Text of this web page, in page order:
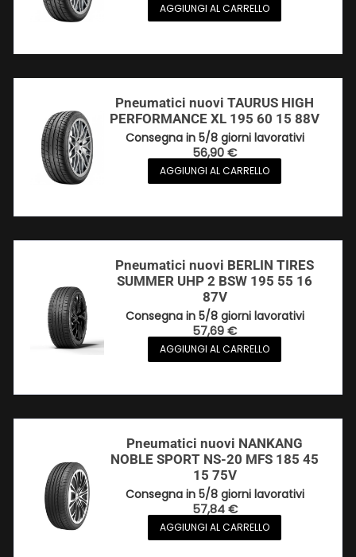
AGGIUNGI AL CARRELLO
Pneumatici nuovi TAURUS HIGH
PERFORMANCE XL 195 60 15 88V
Consegna in 5/8 giorni lavorativi
56,90€
AGGIUNGI AL CARRELLO
Pneumatici nuovi BERLIN TIRES
SUMMER UHP 2 BSW 195 55 16
87V
Consegna in 5/8 giorni lavorativi
57,69€
AGGIUNGI AL CARRELLO
Pneumatici nuovi NANKANG
NOBLE SPORT NS-20 MFS 185 45
15 75V
Consegna in 5/8 giorni lavorativi
57,84€
AGGIUNGI AL CARRELLO